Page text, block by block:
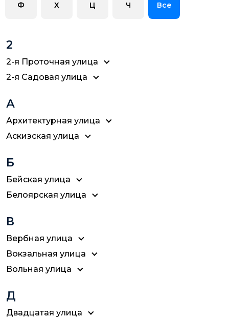
Ф Х Ц Ч Все
2
2-я Проточная улица
2-я Садовая улица
А
Архитектурная улица
Аскизская улица
Б
Бейская улица
Белоярская улица
В
Вербная улица
Вокзальная улица
Вольная улица
Д
Двадцатая улица